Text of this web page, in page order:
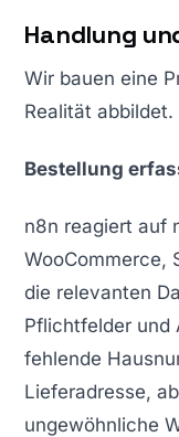
Handlung
Wir bauen eine
Realität abbildet.
Bestellung
n8n reagiert auf
WooCommerce,
die relevanten
Pflichtfelder und
fehlende
Lieferadresse,
ungewöhnliche